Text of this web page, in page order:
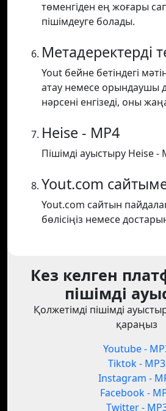
төменгіден ең жоғары
пішімдеуге болады.
Метадеректерді
Yout бейне бетіндегі
атау немесе орындаушы
нәрсені енгізеді, оны
Heise - MP4
Пішімді ауыстыру Heise -
Yout.com
Yout.com сайтын
бөлісіңіз немесе
Кез келген
пішімді
Қолжетімді пішімді
қараңыз
Youtube -
Tiktok - MP3
Instagram -
Facebook -
Twitter -